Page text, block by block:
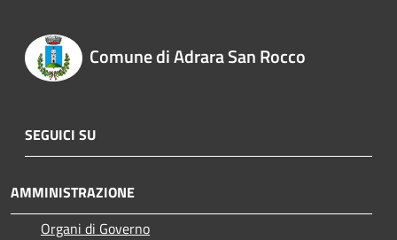
Comune di Adrara San Rocco
SEGUICI SU
AMMINISTRAZIONE
Organi di Governo